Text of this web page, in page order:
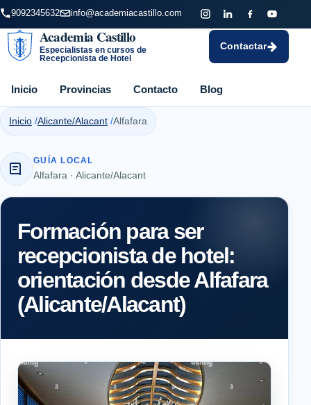
9092345632 info@academiacastillo.com
Academia Castillo
Especialistas en cursos de
Recepcionista de Hotel
Inicio Provincias Contacto Blog
Contactar
Inicio Alicante/Alacant Alfafara
GUÍA LOCAL
Alfafara · Alicante/Alacant
Formación para ser
recepcionista de hotel:
orientación desde Alfafara
(Alicante/Alacant)